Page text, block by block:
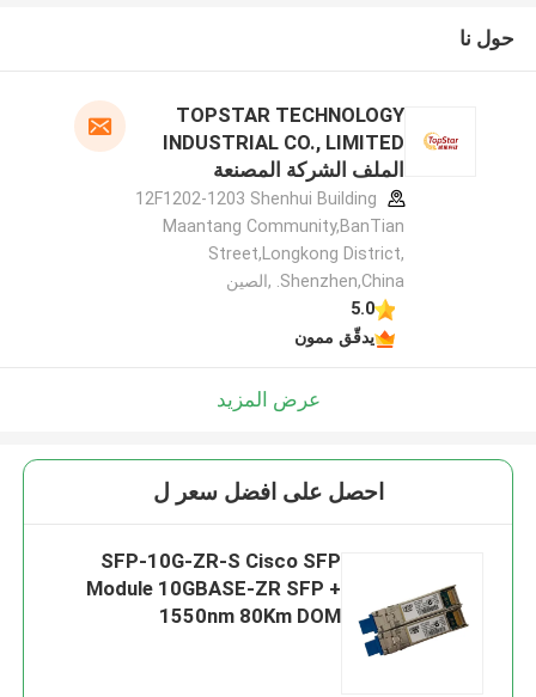
حول نا
TOPSTAR TECHNOLOGY
INDUSTRIAL CO., LIMITED
الملف الشركة المصنعة
12F1202-1203 Shenhui Building
Maantang Community,BanTian
Street,Longkong District,
Shenzhen,China. ,الصين
5.0
يدقّق ممون
عرض المزيد
احصل على افضل سعر ل
SFP-10G-ZR-S Cisco SFP
Module 10GBASE-ZR SFP +
1550nm 80Km DOM